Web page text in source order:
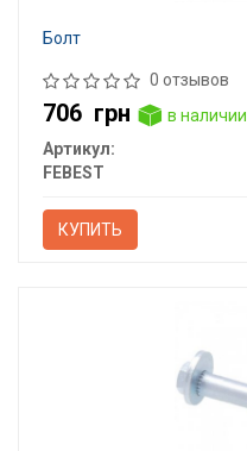
Болт
0 отзывов
706 грн
в наличии
Артикул:
FEBEST
КУПИТЬ